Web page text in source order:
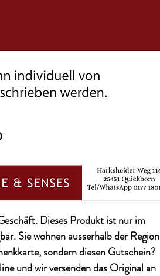
Dieses Produkt ist nur im
Sie wohnen ausserhalb der Region
sondern diesen Gutschein?
und wir versenden das Original an